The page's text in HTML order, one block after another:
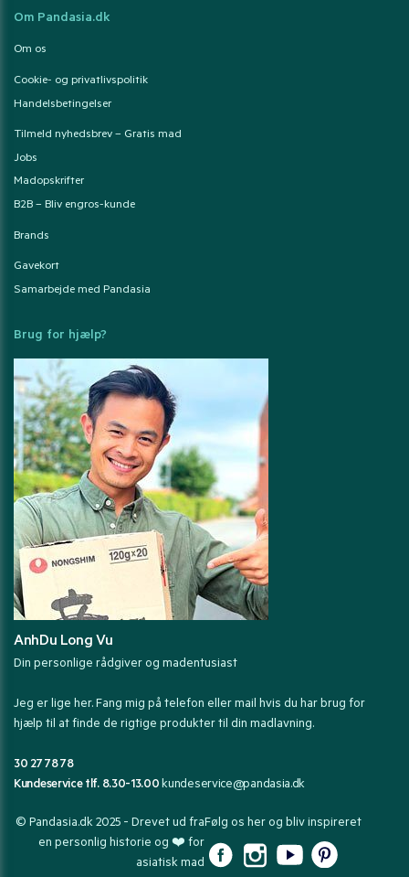
Om Pandasia.dk
Om os
Cookie- og privatlivspolitik
Handelsbetingelser
Tilmeld nyhedsbrev – Gratis mad
Jobs
Madopskrifter
B2B – Bliv engros-kunde
Brands
Gavekort
Samarbejde med Pandasia
Brug for hjælp?
AnhDu Long Vu
Din personlige rådgiver og madentusiast
Jeg er lige her. Fang mig på telefon eller mail hvis du har brug for
hjælp til at finde de rigtige produkter til din madlavning.
30 27 78 78
Kundeservice tlf. 8.30-13.00kundeservice@pandasia.dk
© Pandasia.dk 2025 - Drevet ud fra
en personlig historie og ❤️ for
asiatisk mad
Følg os her og bliv inspireret